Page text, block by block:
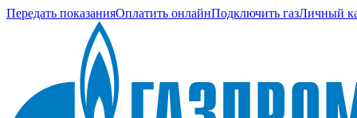
Передать показанияОплатить онлайнПодключить газЛичный